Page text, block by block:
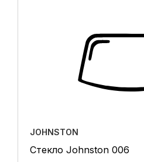
JOHNSTON
Стекло Johnston 006